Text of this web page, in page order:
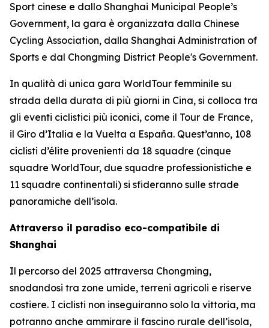
Sport cinese e dallo Shanghai Municipal People’s
Government, la gara è organizzata dalla Chinese
Cycling Association, dalla Shanghai Administration of
Sports e dal Chongming District People's Government.
In qualità di unica gara WorldTour femminile su
strada della durata di più giorni in Cina, si colloca tra
gli eventi ciclistici più iconici, come il Tour de France,
il Giro d’Italia e la Vuelta a España. Quest’anno, 108
ciclisti d’élite provenienti da 18 squadre (cinque
squadre WorldTour, due squadre professionistiche e
11 squadre continentali) si sfideranno sulle strade
panoramiche dell’isola.
Attraverso il paradiso eco-compatibile di
Shanghai
Il percorso del 2025 attraversa Chongming,
snodandosi tra zone umide, terreni agricoli e riserve
costiere. I ciclisti non inseguiranno solo la vittoria, ma
potranno anche ammirare il fascino rurale dell’isola,